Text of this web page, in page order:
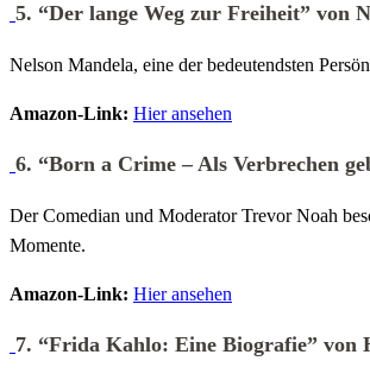
5. “Der lange Weg zur Freiheit” von
Nelson Mandela, eine der bedeutendsten
Amazon-Link: Hier ansehen
6. “Born a Crime – Als Verbrechen
Der Comedian und Moderator Trevor Noah
Momente.
Amazon-Link: Hier ansehen
7. “Frida Kahlo: Eine Biografie” von